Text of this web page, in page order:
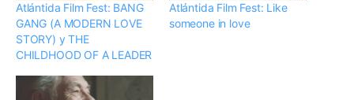
Atlántida Film Fest: BANG
GANG (A MODERN LOVE
STORY) y THE
CHILDHOOD OF A LEADER
Atlántida Film Fest: Like
someone in love